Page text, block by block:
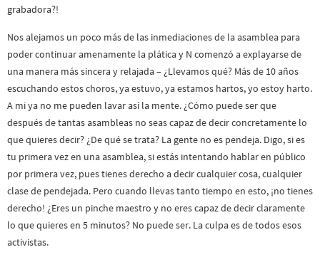
grabadora?!
Nos alejamos un poco más de las inmediaciones de la asamblea para
poder continuar amenamente la plática y N comenzó a explayarse de
una manera más sincera y relajada – ¿Llevamos qué? Más de 10 años
escuchando estos choros, ya estuvo, ya estamos hartos, yo estoy harto.
A mi ya no me pueden lavar así la mente. ¿Cómo puede ser que
después de tantas asambleas no seas capaz de decir concretamente lo
que quieres decir? ¿De qué se trata? La gente no es pendeja. Digo, si es
tu primera vez en una asamblea, si estás intentando hablar en público
por primera vez, pues tienes derecho a decir cualquier cosa, cualquier
clase de pendejada. Pero cuando llevas tanto tiempo en esto, ¡no tienes
derecho! ¿Eres un pinche maestro y no eres capaz de decir claramente
lo que quieres en 5 minutos? No puede ser. La culpa es de todos esos
activistas.